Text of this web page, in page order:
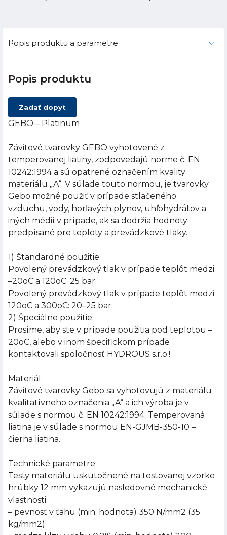
Popis produktu a parametre
Popis produktu
Zadať dopyt
GEBO – Platinum
Závitové tvarovky GEBO vyhotovené z
temperovanej liatiny, zodpovedajú norme č. EN
10242:1994 a sú opatrené označením kvality
materiálu „A“. V súlade touto normou, je tvarovky
Gebo možné použiť v prípade stlačeného
vzduchu, vody, horľavých plynov, uhľohydrátov a
iných médií v prípade, ak sa dodržia hodnoty
predpísané pre teploty a prevádzkové tlaky.
1) Štandardné použitie:
Povolený prevádzkový tlak v prípade teplôt medzi
–20oC a 120oC: 25 bar
Povolený prevádzkový tlak v prípade teplôt medzi
120oC a 300oC: 20–25 bar
2) Špeciálne použitie:
Prosíme, aby ste v prípade použitia pod teplotou –
20oC, alebo v inom špecifickom prípade
kontaktovali spoločnosť HYDROUS s.r.o.!
Materiál:
Závitové tvarovky Gebo sa vyhotovujú z materiálu
kvalitatívneho označenia „A“ a ich výroba je v
súlade s normou č. EN 10242:1994. Temperovaná
liatina je v súlade s normou EN-GJMB-350-10 –
čierna liatina.
Technické parametre:
Testy materiálu uskutočnené na testovanej vzorke
hrúbky 12 mm vykazujú nasledovné mechanické
vlastnosti:
– pevnosť v ťahu (min. hodnota) 350 N/mm2 (35
kg/mm2)